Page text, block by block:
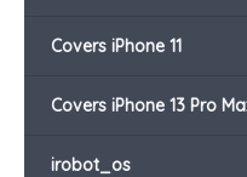
Covers iPhone 11
Covers iPhone 13 Pro
irobot_os